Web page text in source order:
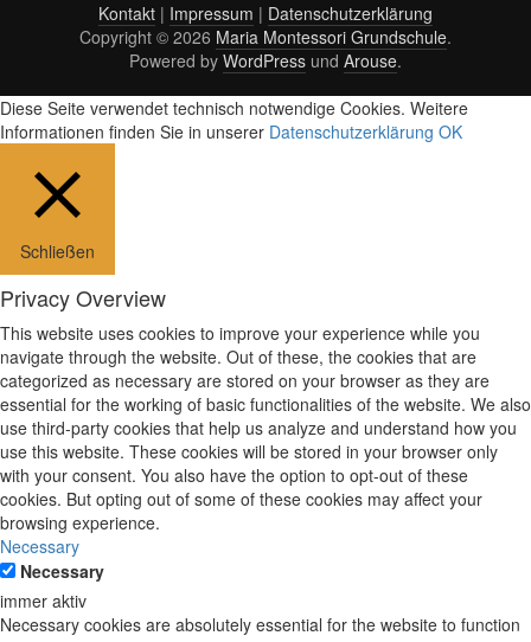
Kontakt | Impressum | Datenschutzerklärung
Copyright © 2026 Maria Montessori Grundschule.
Powered by WordPress und Arouse.
Diese Seite verwendet technisch notwendige Cookies. Weitere
Informationen finden Sie in unserer Datenschutzerklärung OK
Schließen
Privacy Overview
This website uses cookies to improve your experience while you
navigate through the website. Out of these, the cookies that are
categorized as necessary are stored on your browser as they are
essential for the working of basic functionalities of the website. We also
use third-party cookies that help us analyze and understand how you
use this website. These cookies will be stored in your browser only
with your consent. You also have the option to opt-out of these
cookies. But opting out of some of these cookies may affect your
browsing experience.
Necessary
Necessary
immer aktiv
Necessary cookies are absolutely essential for the website to function